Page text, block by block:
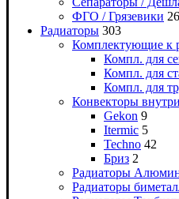
ФГО / Грязевики 26
Радиаторы 303
Комплектующие к
Компл. для
Компл. для
Компл. для
Конвекторы
Gekon 9
Itermic 5
Techno 42
Бриз 2
Радиаторы
Радиаторы